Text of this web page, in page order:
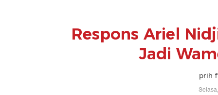
Respons Ariel
Jadi
prih